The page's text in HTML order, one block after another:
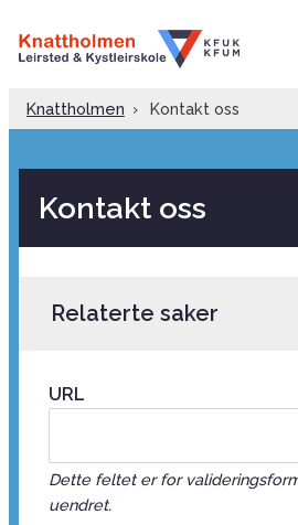
Knattholmen › Kontakt oss
Kontakt oss
Relaterte saker
URL
Dette feltet er for
uendret.